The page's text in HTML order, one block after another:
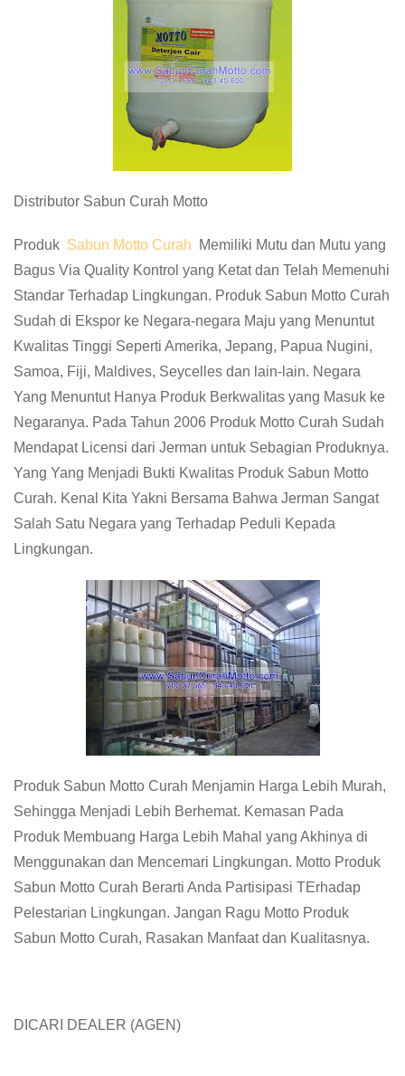
Distributor Sabun Curah Motto
Produk Sabun Motto Curah
Memiliki Mutu dan Mutu yang
Bagus Via Quality Kontrol yang Ketat dan Telah Memenuhi
Standar Terhadap Lingkungan. Produk Sabun Motto Curah
Sudah di Ekspor ke Negara-negara Maju yang Menuntut
Kwalitas Tinggi Seperti Amerika, Jepang, Papua Nugini,
Samoa, Fiji, Maldives, Seycelles dan lain-lain. Negara
Yang Menuntut Hanya Produk Berkwalitas yang Masuk ke
Negaranya. Pada Tahun 2006 Produk Motto Curah Sudah
Mendapat Licensi dari Jerman untuk Sebagian Produknya.
Yang Yang Menjadi Bukti Kwalitas Produk Sabun Motto
Curah. Kenal Kita Yakni Bersama Bahwa Jerman Sangat
Salah Satu Negara yang Terhadap Peduli Kepada
Lingkungan.
Produk Sabun Motto Curah Menjamin Harga Lebih Murah,
Sehingga Menjadi Lebih Berhemat. Kemasan Pada
Produk Membuang Harga Lebih Mahal yang Akhinya di
Menggunakan dan Mencemari Lingkungan. Motto Produk
Sabun Motto Curah Berarti Anda Partisipasi TErhadap
Pelestarian Lingkungan. Jangan Ragu Motto Produk
Sabun Motto Curah, Rasakan Manfaat dan Kualitasnya.
DICARI DEALER (AGEN)